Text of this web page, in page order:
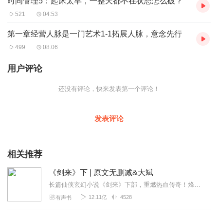
521 04:53
第一章经营人脉是一门艺术1-1拓展人脉，意念先行
499 08:06
用户评论
还没有评论，快来发表第一个评论！
发表评论
相关推荐
《剑来》下 | 原文无删减&大斌
长篇仙侠玄幻小说《剑来》下部，重燃热血传奇！烽火戏诸侯、大斌再次携手继《雪中悍刀行》之后又一力作【剧情简介】一个生长在北方的贫寒少年，当他有一天看到头顶竟有成千...
有声书 12.11亿 4528